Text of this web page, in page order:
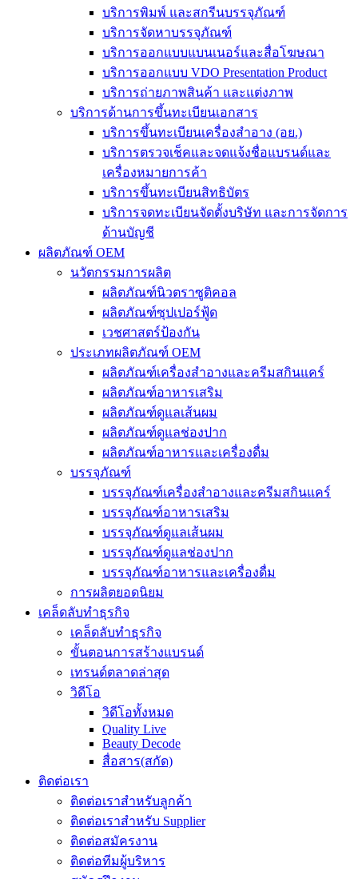
บริการพิมพ์ และสกรีนบรรจุภัณฑ์
บริการจัดหาบรรจุภัณฑ์
บริการออกแบบแบนเนอร์และสื่อโฆษณา
บริการออกแบบ VDO Presentation Product
บริการถ่ายภาพสินค้า และแต่งภาพ
บริการด้านการขึ้นทะเบียนเอกสาร
บริการขึ้นทะเบียนเครื่องสำอาง (อย.)
บริการตรวจเช็คและจดแจ้งชื่อแบรนด์และ
เครื่องหมายการค้า
บริการขึ้นทะเบียนสิทธิบัตร
บริการจดทะเบียนจัดตั้งบริษัท และการจัดการ
ด้านบัญชี
ผลิตภัณฑ์ OEM
นวัตกรรมการผลิต
ผลิตภัณฑ์นิวตราซูติคอล
ผลิตภัณฑ์ซุปเปอร์ฟู้ด
เวชศาสตร์ป้องกัน
ประเภทผลิตภัณฑ์ OEM
ผลิตภัณฑ์เครื่องสำอางและครีมสกินแคร์
ผลิตภัณฑ์อาหารเสริม
ผลิตภัณฑ์ดูแลเส้นผม
ผลิตภัณฑ์ดูแลช่องปาก
ผลิตภัณฑ์อาหารและเครื่องดื่ม
บรรจุภัณฑ์
บรรจุภัณฑ์เครื่องสำอางและครีมสกินแคร์
บรรจุภัณฑ์อาหารเสริม
บรรจุภัณฑ์ดูแลเส้นผม
บรรจุภัณฑ์ดูแลช่องปาก
บรรจุภัณฑ์อาหารและเครื่องดื่ม
การผลิตยอดนิยม
เคล็ดลับทำธุรกิจ
เคล็ดลับทำธุรกิจ
ขั้นตอนการสร้างแบรนด์
เทรนด์ตลาดล่าสุด
วิดีโอ
วิดีโอทั้งหมด
Quality Live
Beauty Decode
สื่อสาร(สกัด)
ติดต่อเรา
ติดต่อเราสำหรับลูกค้า
ติดต่อเราสำหรับ Supplier
ติดต่อสมัครงาน
ติดต่อทีมผู้บริหาร